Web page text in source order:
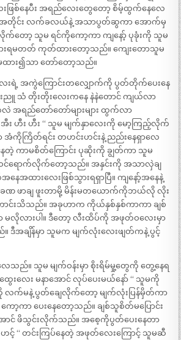
ဖြစ်နေပီး အရည်လေးတွေတော့ စိမ့်ထွက်နေလေ
းအတိုင်း လက်ခလယ်နဲ့ အသာပွတ်ဆွကာ အောက်မှ
ော့ သူမ ရင်ကိုကော့ကာ ကျနော့် ပုခုံးကို သူမ
းရမတတ် ကုတ်ထားတော့သည်။ ကျေးတောသူမ
ား၍သာ တော်တော့သည်။
အကွဲကြောင်းတလျှောက်ကို ပွတ်တိုက်ပေးနေ
ညူ သံ တိုးတိုးလေးကနေ နဲနဲတောင် ကျယ်လာ
ရည်တော်တော်များများ ထွက်လာ
း ဟီး ဟီး “ သူမ မျက်နှာလေးကို မော့ကြည့်လိုက်
အံကိုကြိတ်ရင်း တဟင်းဟင်းနဲ့ ညည်းနေရှာလေ
တဲ့ ကာမစိတ်ကြောင်း ပုဆိုးကို ချွတ်ကာ သူမ
ဝင်ရောက်လိုက်တော့သည်။ အနှင်းကို အသာလှဲချ
အထားလေးဖြစ်သွားရရှာပြီ။ ကျနော့်အနေနဲ့
ခဏ ဖာချ ဖူးတာမို့ မိန်းမတယောက်ကိုဘယ်လို လိုး
င်းသိသည်။ အခုဟာက ကိုယ်နှစ်နှစ်ကာကာ ချစ်
မလိုလားပါ။ ဒီတော့ လီးထိပ်ကို အဖုတ်ဝလေးမှာ
အချိန်မှာ သူမက မျက်လုံးလေးဖျတ်ကနဲ့ ပွင့်
သည်။ သူမ မျက်ဝန်းမှာ စိုးရိမ်မှု့တွေကို တွေ့နေရ
ေးလေး မနာအောင် လုပ်ပေးမယ်နော် “ သူမကို
လက်မနဲ့ ပွတ်ချေလိုက်တော့ မျက်လုံးပြန်မှိတ်ကာ
ာ့ကာ ပေးနေတော့သည်။ ချစ်သူစိတ်မပြောင်း
ောင် ဖိသွင်းလိုက်သည်။ အစေ့ကိုပွတ်ပေးနေတာ
ဟင့် “ တင်းကြပ်နေတဲ့ အဖုတ်လေးကြောင့် သူမဆီ